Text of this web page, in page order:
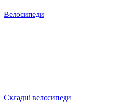
Велосипеди
Складні велосипеди